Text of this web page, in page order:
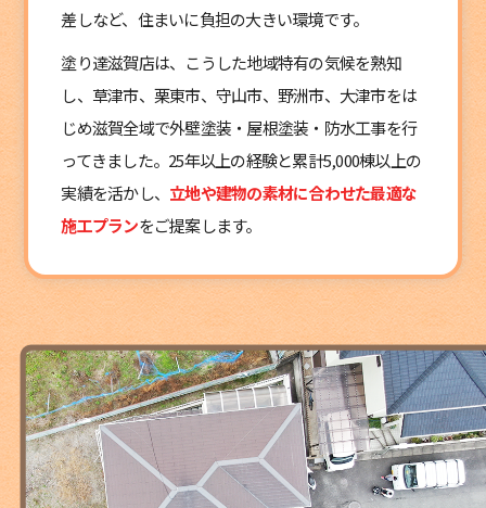
差しなど、住まいに負担の大きい環境です。
塗り達滋賀店は、こうした地域特有の気候を熟知
し、草津市、栗東市、守山市、野洲市、大津市をは
じめ滋賀全域で外壁塗装・屋根塗装・防水工事を行
ってきました。25年以上の経験と累計5,000棟以上の
実績を活かし、 立地や建物の素材に合わせた最適な
施工プランをご提案します。